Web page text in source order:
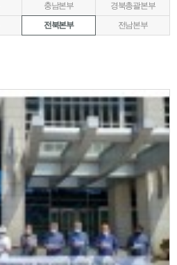
충남본부
경북총괄본부
전북본부
전남본부